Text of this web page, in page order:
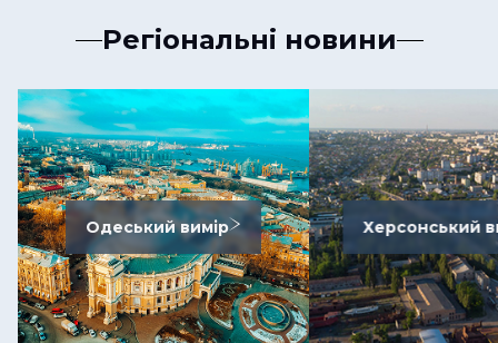
Регіональні новини
Одеський вимір Херсонський